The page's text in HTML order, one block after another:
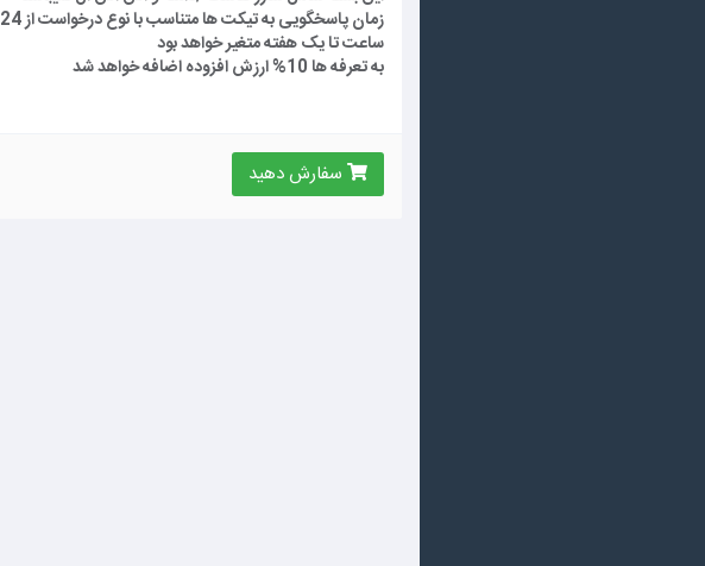
زمان پاسخگویی به تیکت ها متناسب با نوع درخواست از 24
ساعت تا یک هفته متغیر خواهد بود
به تعرفه ها 10% ارزش افزوده اضافه خواهد شد
سفارش دهید